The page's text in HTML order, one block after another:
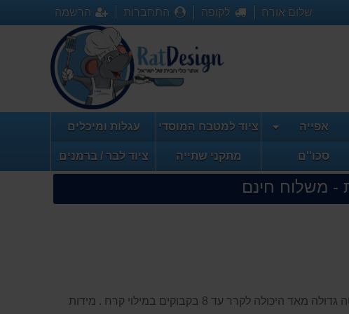
שלום אורח לקופה התחברות הרשמה
אפייה ציוד למטבח המוסדי עגלות ומיכלים
סכו''ם מתקני שתייה ציוד לבר / ברמנים
- משלוח חינם
המחיר באילת 865 שח . קערה זהב נירוסטה גדולה מאד היכולה לקרר עד 8 בקבוקים במילוי קרח . מידות